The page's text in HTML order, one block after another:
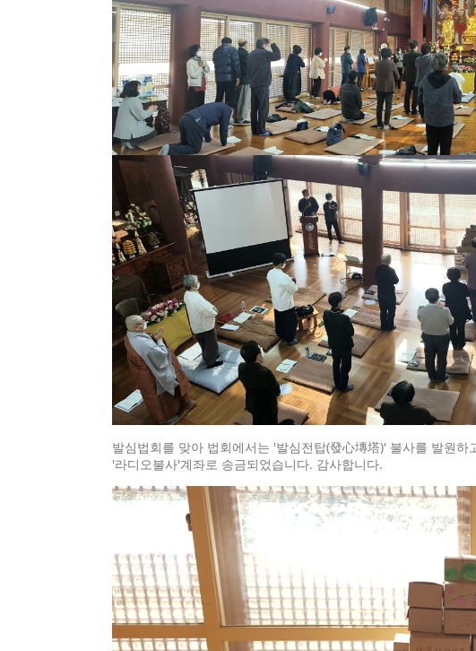
발심법회를 맞아 법회에서는 '발심전탑(發心塼塔)' 불사를 발원
'라디오불사'계좌로 송금되었습니다. 감사합니다.